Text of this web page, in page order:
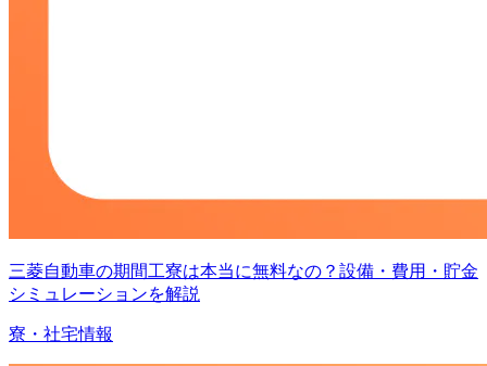
三菱自動車の期間工寮は本当に無料なの？設備・費用・貯金
シミュレーションを解説
寮・社宅情報